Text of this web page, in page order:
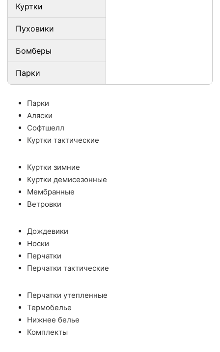
Куртки
Пуховики
Бомберы
Парки
Парки
Аляски
Софтшелл
Куртки тактические
Куртки зимние
Куртки демисезонные
Мембранные
Ветровки
Дождевики
Носки
Перчатки
Перчатки тактические
Перчатки утепленные
Термобелье
Нижнее белье
Комплекты